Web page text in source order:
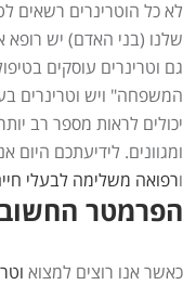
לא כל הוטרינרים רשאים
שלנו (בני האדם) יש רופא
גם וטרינרים עוסקים
המשפחה" ויש וטרינרים
יכולים לראות מספר רב
ומגוונים. לידיעתכם היום
ורפואה משלימה לבעלי
הפרמטר
כאשר אנו רוצים למצוא